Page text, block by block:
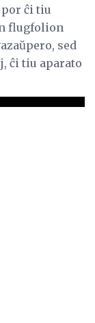
ĉi tiu
flugfolion
sed
ĉi tiu aparato